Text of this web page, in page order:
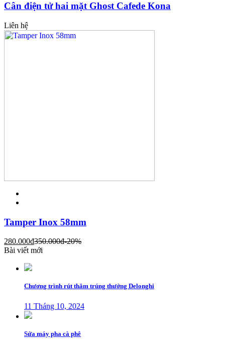
Cân điện tử hai mặt Ghost Cafede Kona
Liên hệ
Tamper Inox 58mm
280.000đ350.000đ-20%
Bài viết mới
Chương trình rút thăm trúng thưởng Delonghi
11 Tháng 10, 2024
Sửa máy pha cà phê